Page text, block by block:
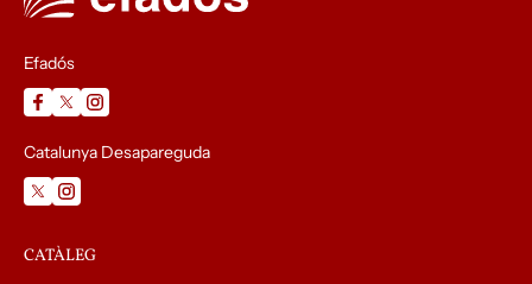
Efadós
Catalunya Desapareguda
CATÀLEG